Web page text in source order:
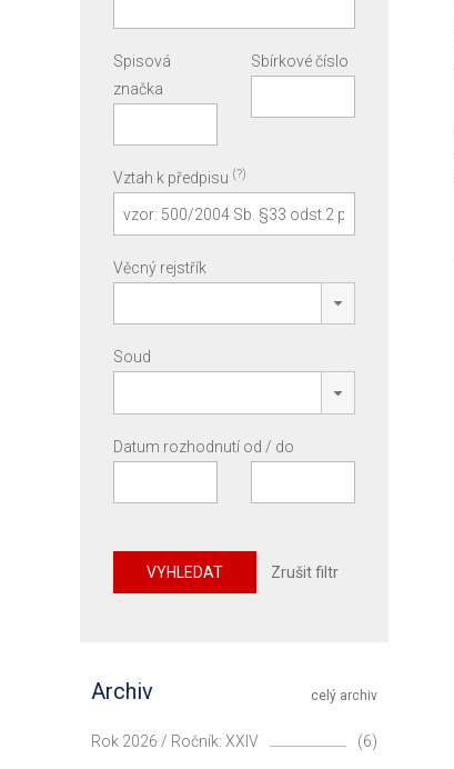
Spisová
značka
Sbírkové číslo
Vztah k předpisu (?)
Věcný rejstřík
Soud
Datum rozhodnutí od / do
VYHLEDAT Zrušit filtr
celý archiv
Archiv
Rok 2026 / Ročník: XXIV (6)